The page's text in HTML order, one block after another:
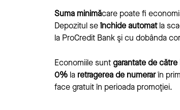
Suma minimăcare poate fi
Depozitul seînchide automatla
la ProCredit Bank şi cu dobânda
Economiile suntgarantate de către
0% la retragerea de numerarîn
face gratuit în perioada promoţiei.